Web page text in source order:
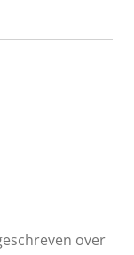
over